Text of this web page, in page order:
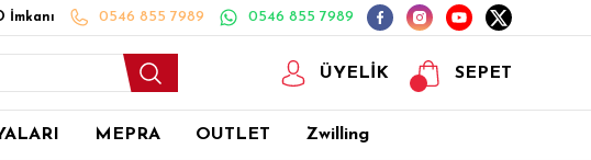
İmkanı 0546 855 7989 0546 855 7989
ÜYELİK SEPET
MEPRA OUTLET Zwilling